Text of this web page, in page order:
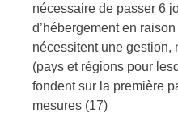
nécessaire de passer 6
d’hébergement en
nécessitent une gestion,
(pays et régions pour
fondent sur la première
mesures (17)